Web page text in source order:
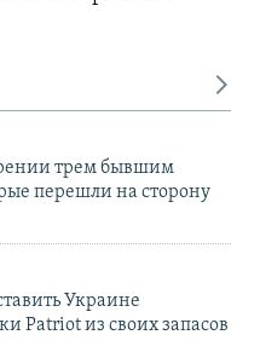
трем бывшим
перешли на сторону
Украине
Patriot из своих запасов